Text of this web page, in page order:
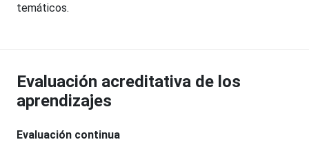
temáticos.
Evaluación acreditativa de los
aprendizajes
Evaluación continua